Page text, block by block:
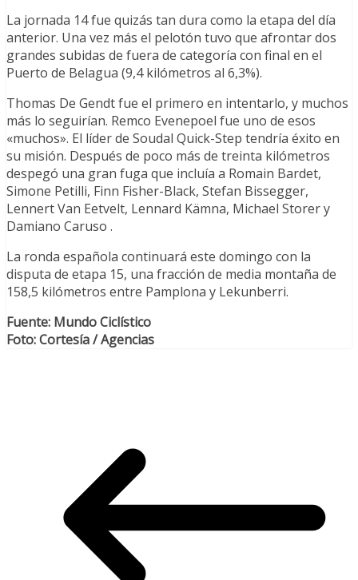
La jornada 14 fue quizás tan dura como la etapa del día
anterior. Una vez más el pelotón tuvo que afrontar dos
grandes subidas de fuera de categoría con final en el
Puerto de Belagua (9,4 kilómetros al 6,3%).
Thomas De Gendt fue el primero en intentarlo, y muchos
más lo seguirían. Remco Evenepoel fue uno de esos
«muchos». El líder de Soudal Quick-Step tendría éxito en
su misión. Después de poco más de treinta kilómetros
despegó una gran fuga que incluía a Romain Bardet,
Simone Petilli, Finn Fisher-Black, Stefan Bissegger,
Lennert Van Eetvelt, Lennard Kämna, Michael Storer y
Damiano Caruso .
La ronda española continuará este domingo con la
disputa de etapa 15, una fracción de media montaña de
158,5 kilómetros entre Pamplona y Lekunberri.
Fuente: Mundo Ciclístico
Foto: Cortesía / Agencias